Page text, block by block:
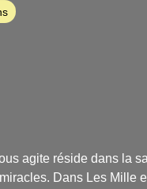
agite réside dans la
Dans Les Mille